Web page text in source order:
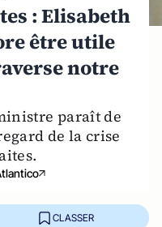
: Elisabeth
être utile
notre
paraît de
de la crise
CLASSER